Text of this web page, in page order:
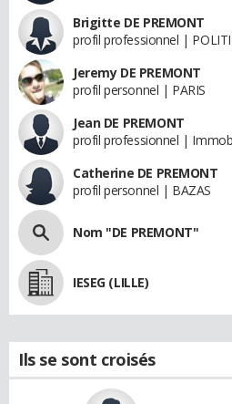
Brigitte DE PREMONT
profil professionnel |
Jeremy DE PREMONT
profil personnel | PARIS
Jean DE PREMONT
profil professionnel |
Catherine DE PREMONT
profil personnel | BAZAS
Nom "DE PREMONT"
IESEG (LILLE)
Ils se sont croisés